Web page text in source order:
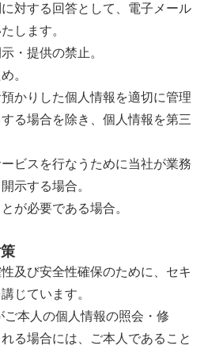
対する回答として、電子メール
します。
・提供の禁止。
。
かりした個人情報を適切に管理
る場合を除き、個人情報を第三
ビスを行なうために当社が業務
示する場合。
が必要である場合。
及び安全性確保のために、セキ
じています。
本人の個人情報の照会・修
る場合には、ご本人であること